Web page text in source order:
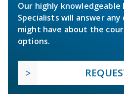
Our highly knowledgeable
Specialists will answer
might have about the
options.